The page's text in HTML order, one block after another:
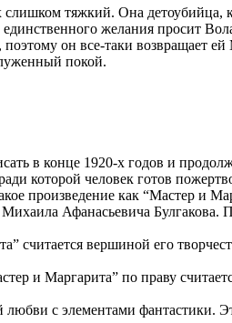
тяжкий. Она детоубийца,
желания просит
он все-таки возвращает
покой.
в конце 1920-х годов и
которой человек готов
произведение как “Мастер и
Афанасьевича Булгакова.
вершиной его
и Маргарита” по праву
с элементами фантастики.